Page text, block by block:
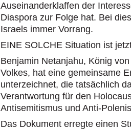
Auseinanderklaffen der
Diaspora zur Folge hat. Bei
Israels immer Vorrang.
EINE SOLCHE Situation ist
Benjamin Netanjahu, König
Volkes, hat eine gemeinsame
unterzeichnet, die tatsächlich
Verantwortung für den
Antisemitismus und Anti-
Das Dokument erregte einen